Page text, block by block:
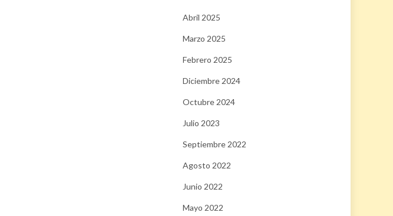
Abril 2025
Marzo 2025
Febrero 2025
Diciembre 2024
Octubre 2024
Julio 2023
Septiembre 2022
Agosto 2022
Junio 2022
Mayo 2022